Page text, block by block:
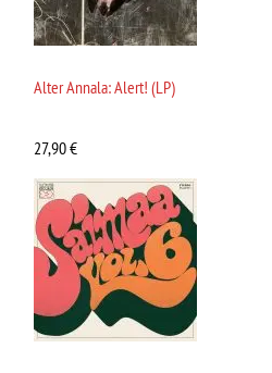
Alter Annala: Alert! (LP)
27,90€